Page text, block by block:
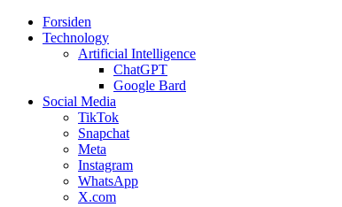
Web3zero.dk
Web3zero.dk
Forsiden
Technology
Artificial Intelligence
ChatGPT
Google Bard
Social Media
TikTok
Snapchat
Meta
Instagram
WhatsApp
X.com